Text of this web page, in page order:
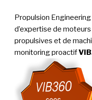
Propulsion
d’expertise de
propulsives et de
monitoring proactifVIB